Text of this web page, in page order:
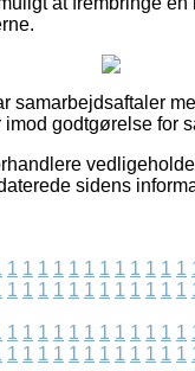
samarbejdsaftaler
godtgørelse for
sidens
1 1 1 1 1 1 1 1 1 1 1 1
1 1 1 1 1 1 1 1 1 1 1 1
1 1 1 1 1 1 1 1 1 1 1 1
1 1 1 1 1 1 1 1 1 1 1 1